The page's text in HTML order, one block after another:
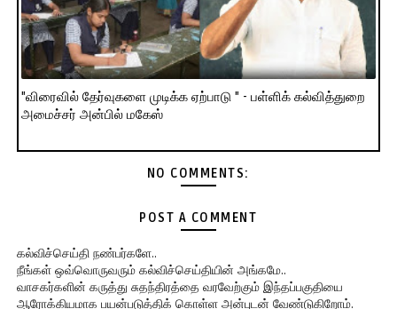
"விரைவில் தேர்வுகளை முடிக்க ஏற்பாடு " - பள்ளிக் கல்வித்துறை
அமைச்சர் அன்பில் மகேஸ்
NO COMMENTS:
POST A COMMENT
கல்விச்செய்தி நண்பர்களே..
நீங்கள் ஒவ்வொருவரும் கல்விச்செய்தியின் அங்கமே..
வாசகர்களின் கருத்து சுதந்திரத்தை வரவேற்கும் இந்தப்பகுதியை
ஆரோக்கியமாக பயன்படுத்திக் கொள்ள அன்புடன் வேண்டுகிறோம்.